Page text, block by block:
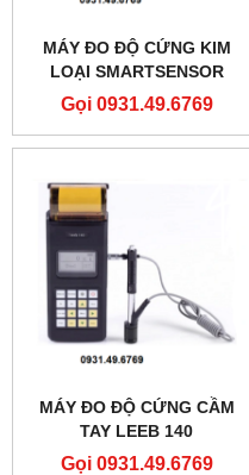
MÁY ĐO ĐỘ CỨNG KIM
LOẠI SMARTSENSOR
AR936
Gọi 0931.49.6769
MÁY ĐO ĐỘ CỨNG CẦM
TAY LEEB 140
Gọi 0931.49.6769